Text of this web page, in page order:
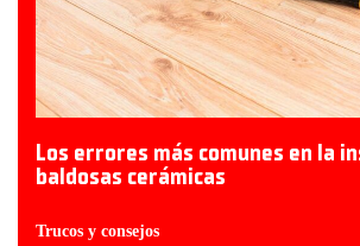
Los errores más comunes en la
baldosas cerámicas
Trucos y consejos